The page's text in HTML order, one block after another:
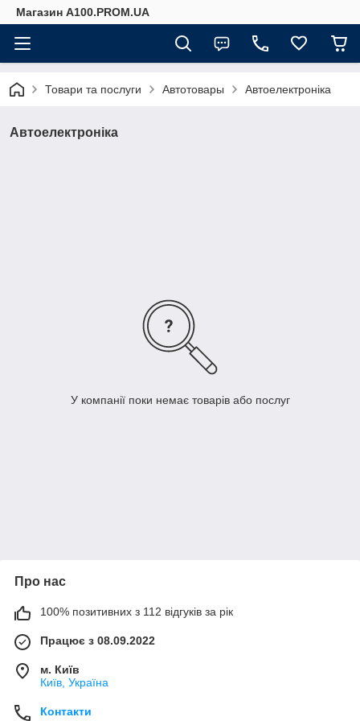
Магазин A100.PROM.UA
Товари та послуги Автотовары Автоелектроніка
Автоелектроніка
У компанії поки немає товарів або послуг
Про нас
100% позитивних з 112 відгуків за рік
Працює з 08.09.2022
м. Київ
Київ, Україна
Контакти